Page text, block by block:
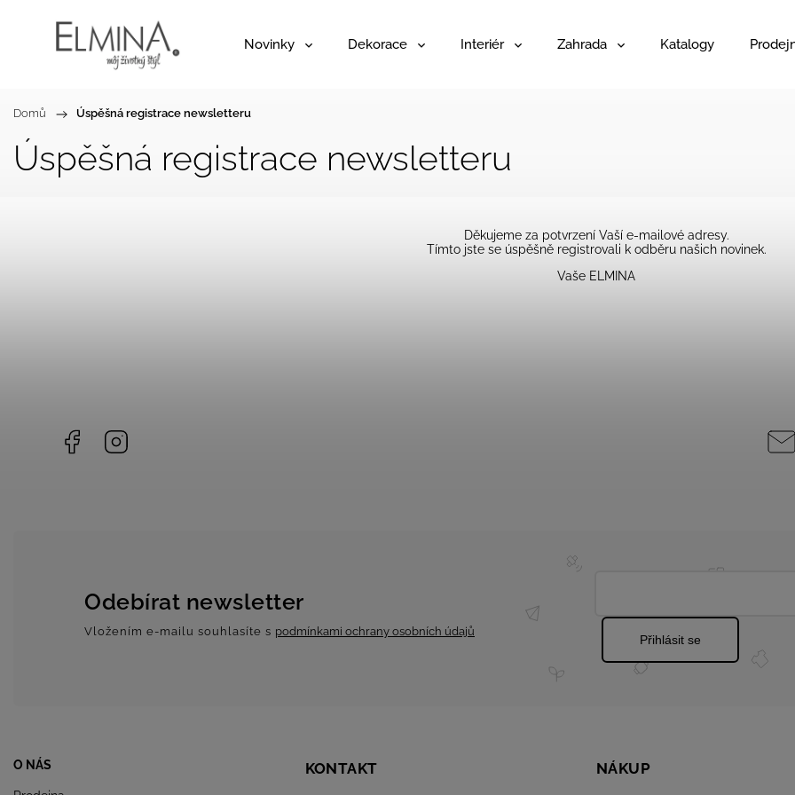
Novinky Dekorace Interiér Zahrada Katalogy
Domů / Úspěšná registrace newsletteru
Úspěšná registrace newsletteru
Děkujeme za potvrzení Vaší e-mailové adresy.
Tímto jste se úspěšně registrovali k odběru našich novinek.
Vaše ELMINA
Facebook
O NÁS KONTAKT NÁKUP
Odebírat newsletter
Vložením e-mailu souhlasíte s podmínkami ochrany osobních údajů
Přihlásit se